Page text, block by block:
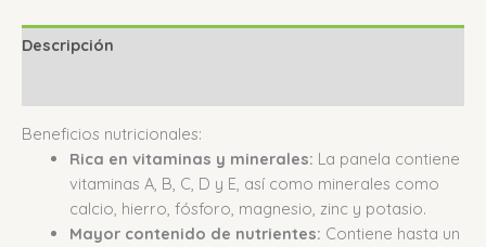
Descripción
Beneficios nutricionales:
Rica en vitaminas y minerales: La panela contiene
vitaminas A, B, C, D y E, así como minerales como
calcio, hierro, fósforo, magnesio, zinc y potasio.
Mayor contenido de nutrientes: Contiene hasta un